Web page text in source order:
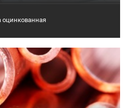
оцинкованная